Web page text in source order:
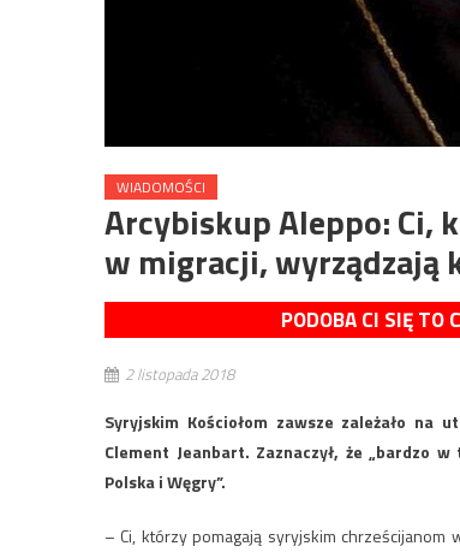
WIADOMOŚCI
Arcybiskup Aleppo: Ci,
w migracji, wyrządzają
PODOBA CI SIĘ TO
2 listopada 2018
Syryjskim Kościołom zawsze zależało na
Clement Jeanbart. Zaznaczył, że „bardzo
Polska i Węgry”.
– Ci, którzy pomagają syryjskim chrześcijanom